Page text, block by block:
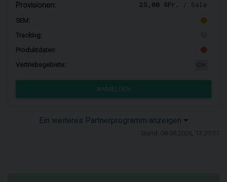
Provisionen: 25,00 SFr. / Sale
SEM:
Tracking:
Produktdaten:
Vertriebsgebiete:
ANMELDEN
Ein weiteres Partnerprogramm anzeigen